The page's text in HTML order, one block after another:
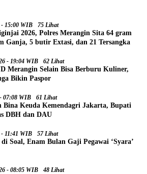
- 15:00 WIB 75 Lihat
2026, Polres Merangin Sita 64 gram
Ganja, 5 butir Extasi, dan 21 Tersangka
- 19:04 WIB 62 Lihat
Merangin Selain Bisa Berburu Kuliner,
Bikin Paspor
07:08 WIB 61 Lihat
Keuda Kemendagri Jakarta, Bupati
DBH dan DAU
- 11:41 WIB 57 Lihat
Soal, Enam Bulan Gaji Pegawai ‘Syara’
- 08:05 WIB 48 Lihat